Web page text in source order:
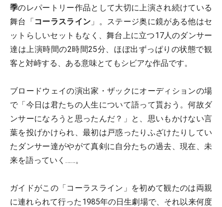
季のレパートリー作品として大切に上演され続けている
舞台「コーラスライン 」。ステージ奥に鏡がある他はセ
ットらしいセットもなく、舞台上に立つ17人のダンサー
達は上演時間の2時間25分、ほぼ出ずっぱりの状態で観
客と対峙する、ある意味とてもシビアな作品です。
ブロードウェイの演出家・ザックにオーディションの場
で「今日は君たちの人生について語って貰おう。何故ダ
ンサーになろうと思ったんだ？」と、思いもかけない言
葉を投げかけられ、最初は戸惑ったりふざけたりしてい
たダンサー達がやがて真剣に自分たちの過去、現在、未
来を語っていく……。
ガイドがこの「コーラスライン」を初めて観たのは両親
に連れられて行った1985年の日生劇場で、それ以来何度